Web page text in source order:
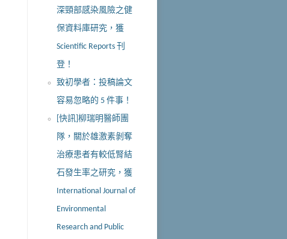
深頸部感染風險之健
保資料庫研究，獲
Scientific Reports 刊
登！
致初學者：投稿論文
容易忽略的 5 件事！
[快訊]柳瑞明醫師團
隊，關於雄激素剝奪
治療患者有較低腎結
石發生率之研究，獲
International Journal of
Environmental
Research and Public